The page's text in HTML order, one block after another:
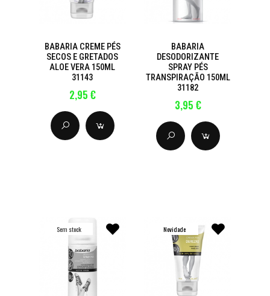
BABARIA CREME PÉS
SECOS E GRETADOS
ALOE VERA 150ML
31143
2,95 €
BABARIA
DESODORIZANTE
SPRAY PÉS
TRANSPIRAÇÃO 150ML
31182
3,95 €
Sem stock Novidade